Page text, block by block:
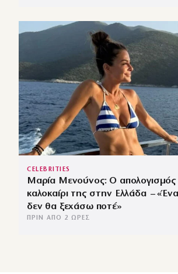
CELEBRITIES
Μαρία Μενούνος: Ο
καλοκαίρι της στην Ελλάδα –
δεν θα ξεχάσω ποτέ»
ΠΡΙΝ ΑΠΌ 2 ΏΡΕΣ